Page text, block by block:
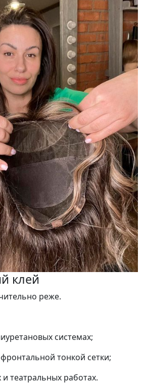
клей
реже.
системах;
тонкой сетки;
и театральных работах.